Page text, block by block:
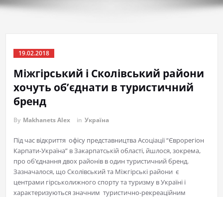
19.02.2018
Міжгірський і Сколівський райони
хочуть об’єднати в туристичний
бренд
By Makhanets Alex in Україна
Під час відкриття офісу представництва Асоціації “Єврорегіон
Карпати-Україна” в Закарпатській області, йшлося, зокрема,
про об’єднання двох районів в один туристичний бренд.
Зазначалося, що Сколівський та Міжгірські райони є
центрами гірськолижного спорту та туризму в Україні і
характеризуються значним туристично-рекреаційним